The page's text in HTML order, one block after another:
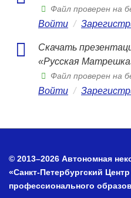
Файл проверен на
Войти /
Скачать
«Русская
Файл проверен на
Войти /
© 2013–2026 Автономная
«Санкт-Петербургский
профессионального